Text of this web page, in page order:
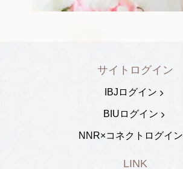
サイトログイン
IBJログイン
BIUログイン
NNR×コネクトログイン
LINK